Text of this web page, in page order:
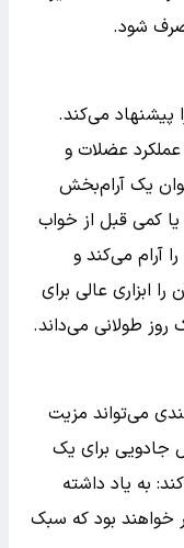
شود.
می‌کند.
عملکرد عضلات و
یک آرام‌بخش
کمی قبل از خواب
آرام می‌کند و
ابزاری عالی برای
روز طولانی می‌داند.
می‌تواند مزیت
جادویی برای یک
به یاد داشته
خواهند بود که سبک